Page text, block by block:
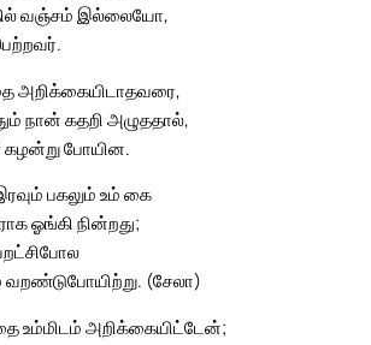
வஞ்சம் இல்லையோ,
அறிக்கையிடாதவரை,
நான் கதறி அழுததால்,
கழன்று போயின.
பகலும் உம் கை
ஓங்கி நின்றது;
(சேலா)
உம்மிடம் அறிக்கையிட்டேன்;